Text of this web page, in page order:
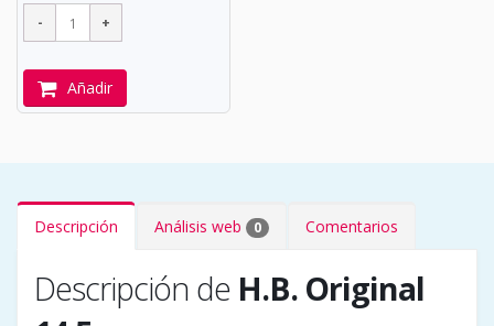
Añadir
Descripción Análisis web 0 Comentarios
Descripción de H.B. Original